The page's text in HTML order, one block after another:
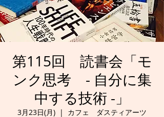
第115回 読書会「モ
ンク思考 - 自分に集
中する技術 -」
3月23日(月)
  |
カフェ ダスティアーツ